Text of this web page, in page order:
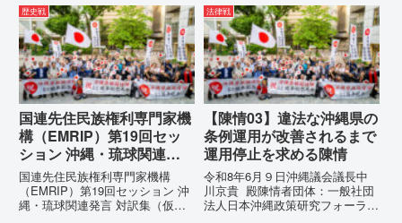
テルを貼りたい本当の理由「なぜ
沖縄県庁は、法を無視してまで私
を封じ込めようとするのか。」そ
の理由は明確です。県政が統治
の...
所：沖縄県那覇市電 話：
080- 実名公表という不利益処分
を啓発との詭弁による言論弾圧条
例の即時運用停止を求める陳情
1...
歴史戦
国連先住民族権利専門家機
構（EMRIP）第19回セッ
ション 沖縄・琉球関連発
言 対訳集（仮訳）
国連先住民族権利専門家機構
（EMRIP）第19回セッション 沖
縄・琉球関連発言 対訳集（仮
法律戦
【陳情03】違法な沖縄県の
条例運用が改善されるまで
運用停止を求める陳情
令和8年6月９日沖縄議会議長中
川京貴 殿陳情者団体：一般社団
法人日本沖縄政策研究フォーラム